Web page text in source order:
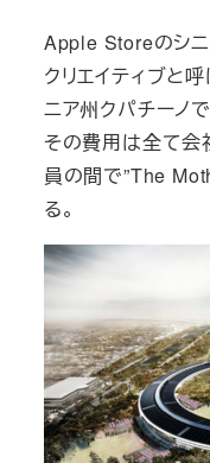
Apple Storeのシニ
クリエイティブと
ニア州クパチーノ
その費用は全て会
員の間で”The
る。